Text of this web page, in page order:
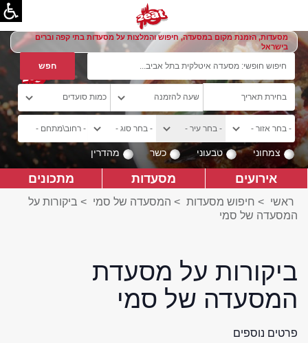
מסעדות, הזמנת מקום במסעדה, חיפוש והמלצות על מסעדות בתי קפה וברים
בישראל
צמחוני טבעוני כשר מהדרין
אירועים מסעדות מתכונים
ראשי > חיפוש מסעדות > המסעדה של סמי > ביקורות על
המסעדה של סמי
ביקורות על מסעדת
המסעדה של סמי
פרטים נוספים